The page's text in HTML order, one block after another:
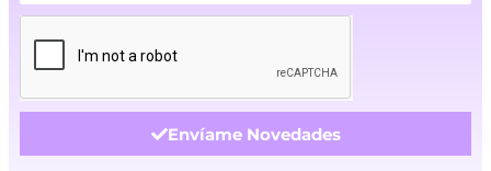
Envíame Novedades